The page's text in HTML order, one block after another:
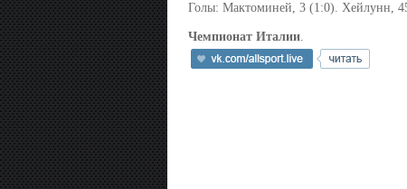
Голы: Мактоминей, 3 (1:0). Хейлунн,
Чемпионат Италии.